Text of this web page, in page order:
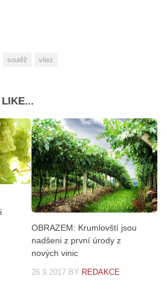
soutěž vítez
LIKE...
OBRAZEM: Krumlovští jsou
nadšeni z první úrody z
nových vinic
26.9.2017 BY REDAKCE